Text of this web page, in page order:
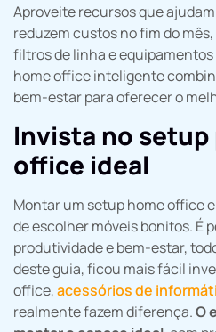
Aproveite recursos que
reduzem custos no fim do mês,
filtros de linha e
home office inteligente
bem-estar para oferecer o
Invista no setup
office ideal
Montar um setup home office
de escolher móveis bonitos. É
produtividade e bem-estar,
deste guia, ficou mais fácil
office,acessórios de
realmente fazem diferença.O